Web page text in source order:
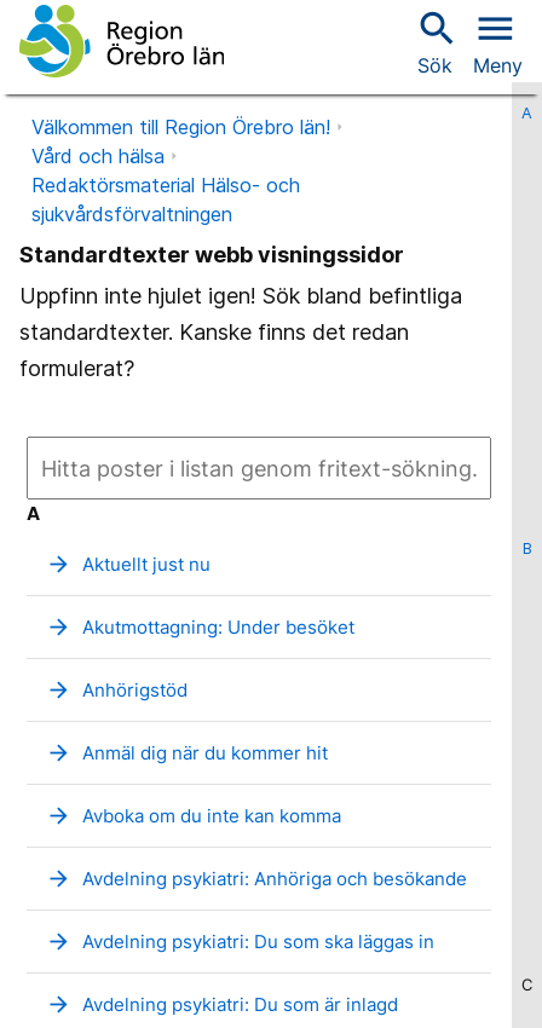
search
Sök
menu
Meny
Välkommen till Region Örebro län!
Vård och hälsa
Redaktörsmaterial Hälso- och
sjukvårdsförvaltningen
Standardtexter webb visningssidor
Uppfinn inte hjulet igen! Sök bland befintliga
standardtexter. Kanske finns det redan
formulerat?
A
B
C
A
arrow_forward Aktuellt just nu
arrow_forward Akutmottagning: Under besöket
arrow_forward Anhörigstöd
arrow_forward Anmäl dig när du kommer hit
arrow_forward Avboka om du inte kan komma
arrow_forward Avdelning psykiatri: Anhöriga och besökande
arrow_forward Avdelning psykiatri: Du som ska läggas in
arrow_forward Avdelning psykiatri: Du som är inlagd